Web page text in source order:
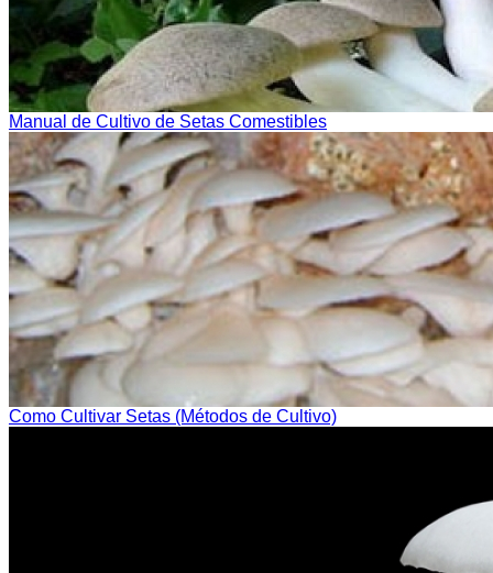
Manual de Cultivo de Setas Comestibles
Como Cultivar Setas (Métodos de Cultivo)